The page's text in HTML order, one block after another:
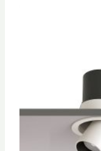
T
$
8
0
0